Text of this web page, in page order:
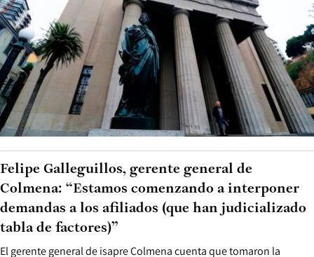
El gerente general de isapre Colmena cuenta que tomaron la
Felipe Galleguillos, gerente general de
Colmena: “Estamos comenzando a interponer
demandas a los afiliados (que han judicializado
tabla de factores)”